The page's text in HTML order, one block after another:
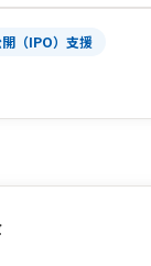
（IPO）支援